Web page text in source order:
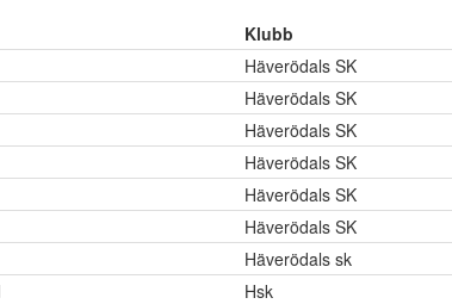
Klubb
Häverödals SK
Häverödals SK
Häverödals SK
Häverödals SK
Häverödals SK
Häverödals SK
Häverödals sk
Hsk